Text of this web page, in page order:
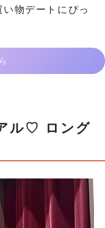
物デートにぴっ
ル♡ ロング